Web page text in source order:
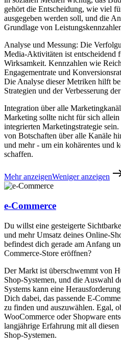
gehört die Entscheidung, wie viel
ausgegeben werden soll, und die
Grundlage von
Analyse und Messung: Die
Media-Aktivitäten ist entscheidend
Wirksamkeit. Kennzahlen wie
Engagementrate und
Die Analyse dieser Metriken hilft
Strategien und der Verbesserung
Integration über alle
Marketing sollte nicht für sich allein
integrierten Marketingstrategie
von Botschaften über alle Kanäle
und mehr - um ein kohärentes und
schaffen.
Mehr anzeigenWeniger anzeigen
e-Commerce
Du willst eine gesteigerte
und mehr Umsatz deines Online-
befindest dich gerade am Anfang
Commerce-Store eröffnen?
Der Markt ist überschwemmt von
Shop-Systemen, und die Auswahl
Systems kann eine
Dich dabei, das passende E-
zu finden und auszuwählen. Egal,
WooCommerce oder Shopware
langjährige Erfahrung mit all
Shop-Systemen.